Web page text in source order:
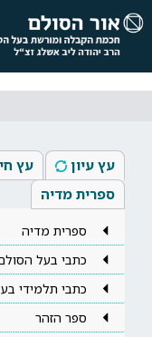
עץ עיון עץ
ספרית מדיה
ספרית מדיה
כתבי בעל
כתבי תלמידי
ספר הזהר